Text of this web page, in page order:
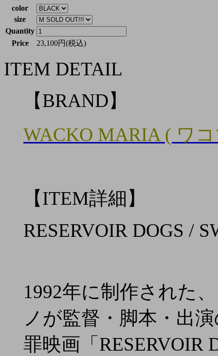
color
size
Quantity
Price
23,100円(税込)
ITEM DETAIL
【BRAND】
WACKO MARIA ( ワ
【ITEM詳細】
RESERVOIR DOGS /
1992年に制作された
ノが監督・脚本・出
罪映画「RESERVOIR